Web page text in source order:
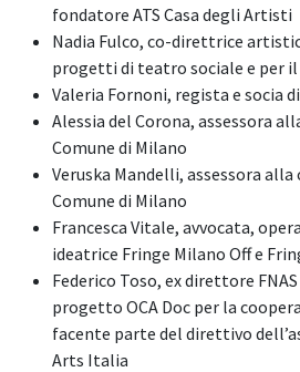
fondatore ATS Casa degli Artisti
Nadia Fulco, co-direttrice
progetti di teatro sociale e per
Valeria Fornoni, regista e socia
Alessia del Corona, assessora
Comune di Milano
Veruska Mandelli, assessora
Comune di Milano
Francesca Vitale, avvocata,
ideatrice Fringe Milano Off e
Federico Toso, ex direttore
progetto OCA Doc per la
facente parte del direttivo
Arts Italia